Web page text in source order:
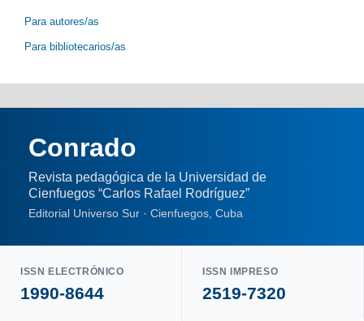
Para autores/as
Para bibliotecarios/as
Conrado
Revista pedagógica de la Universidad de
Cienfuegos “Carlos Rafael Rodríguez”
Editorial Universo Sur · Cienfuegos, Cuba
ISSN ELECTRÓNICO
1990-8644
ISSN IMPRESO
2519-7320